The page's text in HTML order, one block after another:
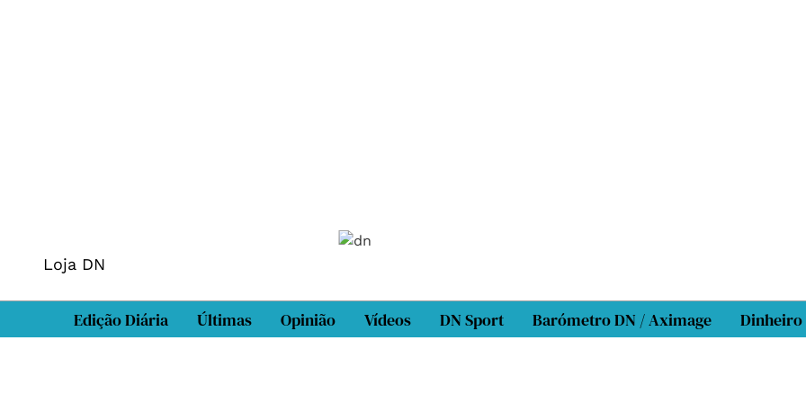
Loja DN
Edição Diária Últimas Opinião Vídeos DN Sport Barómetro DN / Aximage Dinheiro